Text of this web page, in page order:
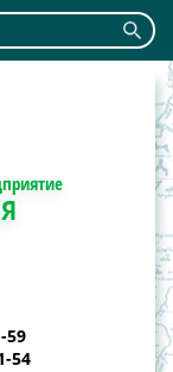
59
54